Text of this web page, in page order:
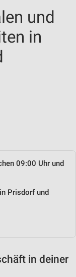
und
in
09:00 Uhr und
Prisdorf und
in deiner